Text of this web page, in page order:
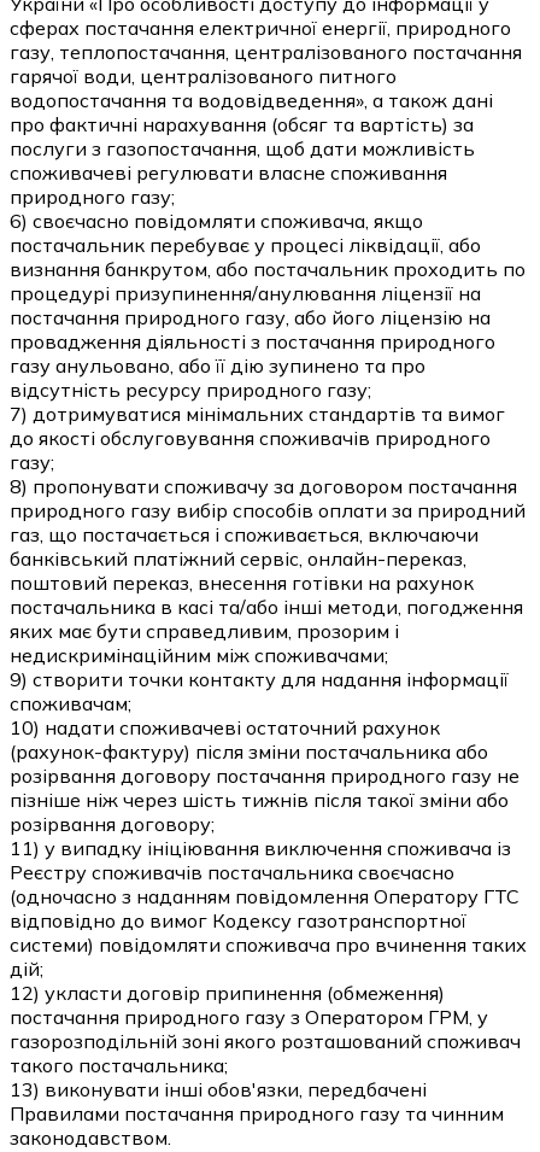
сферах постачання електричної енергії, природного
газу, теплопостачання, централізованого постачання
гарячої води, централізованого питного
водопостачання та водовідведення», а також дані
про фактичні нарахування (обсяг та вартість) за
послуги з газопостачання, щоб дати можливість
споживачеві регулювати власне споживання
природного газу;
6) своєчасно повідомляти споживача, якщо
постачальник перебуває у процесі ліквідації, або
визнання банкрутом, або постачальник проходить по
процедурі призупинення/анулювання ліцензії на
постачання природного газу, або його ліцензію на
провадження діяльності з постачання природного
газу анульовано, або її дію зупинено та про
відсутність ресурсу природного газу;
7) дотримуватися мінімальних стандартів та вимог
до якості обслуговування споживачів природного
газу;
8) пропонувати споживачу за договором постачання
природного газу вибір способів оплати за природний
газ, що постачається і споживається, включаючи
банківський платіжний сервіс, онлайн-переказ,
поштовий переказ, внесення готівки на рахунок
постачальника в касі та/або інші методи, погодження
яких має бути справедливим, прозорим і
недискримінаційним між споживачами;
9) створити точки контакту для надання інформації
споживачам;
10) надати споживачеві остаточний рахунок
(рахунок-фактуру) після зміни постачальника або
розірвання договору постачання природного газу не
пізніше ніж через шість тижнів після такої зміни або
розірвання договору;
11) у випадку ініціювання виключення споживача із
Реєстру споживачів постачальника своєчасно
(одночасно з наданням повідомлення Оператору ГТС
відповідно до вимог Кодексу газотранспортної
системи) повідомляти споживача про вчинення таких
дій;
12) укласти договір припинення (обмеження)
постачання природного газу з Оператором ГРМ, у
газорозподільній зоні якого розташований споживач
такого постачальника;
13) виконувати інші обов'язки, передбачені
Правилами постачання природного газу та чинним
законодавством.